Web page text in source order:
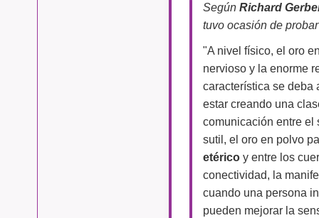
Según Richard
tuvo ocasión de
"A nivel físico, el oro
nervioso y la enorme
característica se deba
estar creando una
comunicación entre el
sutil, el oro en polvo
etérico y entre los
conectividad, la
cuando una persona
pueden mejorar la